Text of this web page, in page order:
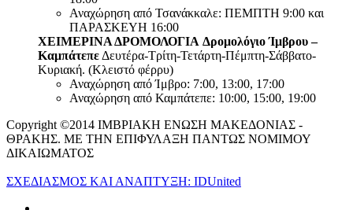
Αναχώρηση από Τσανάκκαλε: ΠΕΜΠΤΗ 9:00 και
ΠΑΡΑΣΚΕΥΗ 16:00
ΧΕΙΜΕΡΙΝΑ ΔΡΟΜΟΛΟΓΙΑ Δρομολόγιο Ίμβρου –
Καμπάτεπε Δευτέρα-Τρίτη-Τετάρτη-Πέμπτη-Σάββατο-
Κυριακή. (Κλειστό φέρρυ)
Αναχώρηση από Ίμβρο: 7:00, 13:00, 17:00
Αναχώρηση από Καμπάτεπε: 10:00, 15:00, 19:00
Copyright ©2014 ΙΜΒΡΙΑΚΗ ΕΝΩΣΗ ΜΑΚΕΔΟΝΙΑΣ -
ΘΡΑΚΗΣ. ΜΕ ΤΗΝ ΕΠΙΦΥΛΑΞΗ ΠΑΝΤΩΣ ΝΟΜΙΜΟΥ
ΔΙΚΑΙΩΜΑΤΟΣ
ΣΧΕΔΙΑΣΜΟΣ ΚΑΙ ΑΝΑΠΤΥΞΗ: IDUnited